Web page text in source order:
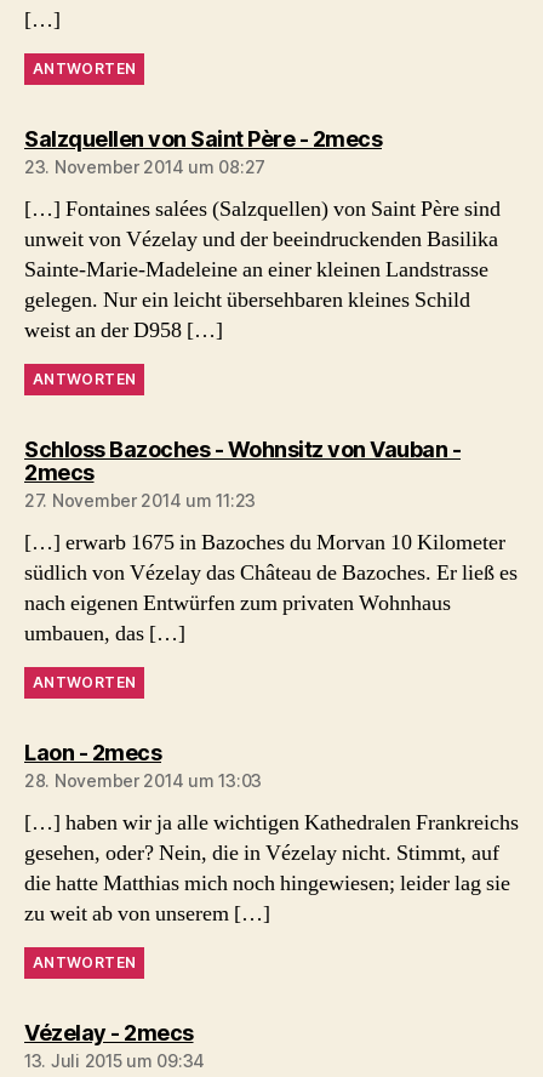
[…]
ANTWORTEN
Salzquellen von Saint Père - 2mecssagt:
23. November 2014 um 08:27
[…] Fontaines salées (Salzquellen) von Saint Père sind
unweit von Vézelay und der beeindruckenden Basilika
Sainte-Marie-Madeleine an einer kleinen Landstrasse
gelegen. Nur ein leicht übersehbaren kleines Schild
weist an der D958 […]
ANTWORTEN
Schloss Bazoches - Wohnsitz von Vauban -
2mecssagt:
27. November 2014 um 11:23
[…] erwarb 1675 in Bazoches du Morvan 10 Kilometer
südlich von Vézelay das Château de Bazoches. Er ließ es
nach eigenen Entwürfen zum privaten Wohnhaus
umbauen, das […]
ANTWORTEN
Laon - 2mecssagt:
28. November 2014 um 13:03
[…] haben wir ja alle wichtigen Kathedralen Frankreichs
gesehen, oder? Nein, die in Vézelay nicht. Stimmt, auf
die hatte Matthias mich noch hingewiesen; leider lag sie
zu weit ab von unserem […]
ANTWORTEN
Vézelay - 2mecssagt:
13. Juli 2015 um 09:34